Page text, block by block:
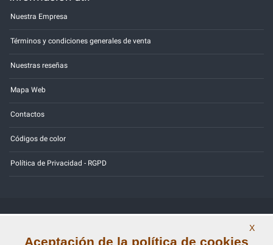
Nuestra Empresa
Términos y condiciones generales de venta
Nuestras reseñas
Mapa Web
Contactos
Códigos de color
Política de Privacidad - RGPD
X
Aceptación de la política de cookies